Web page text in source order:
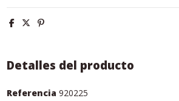
Detalles del producto
Referencia 920225